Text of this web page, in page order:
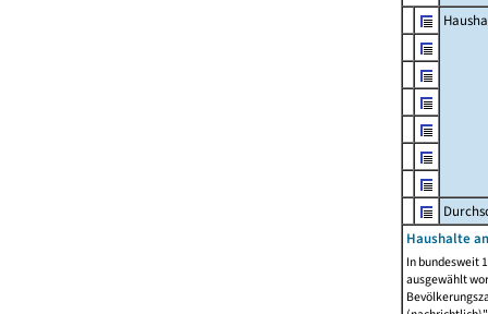
Haushalte
In bundesweit
ausgewählt